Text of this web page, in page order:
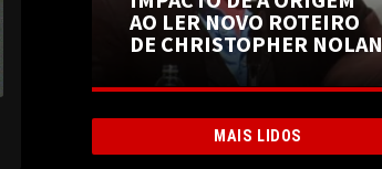
AO LER NOVO ROTEIRO
DE CHRISTOPHER NOLAN
MAIS LIDOS